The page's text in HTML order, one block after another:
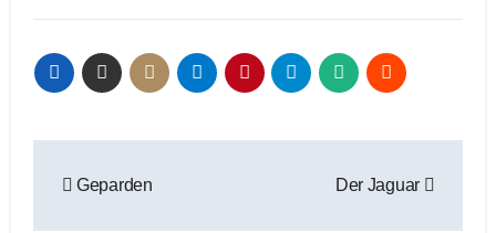
Geparden Der Jaguar